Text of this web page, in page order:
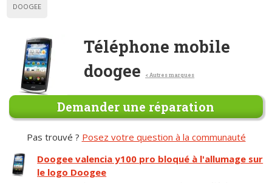
DOOGEE
Téléphone mobile
doogee
< Autres marques
Demander une réparation
Pas trouvé ? Posez votre question à la communauté
Doogee valencia y100 pro bloqué à l'allumage sur
le logo Doogee